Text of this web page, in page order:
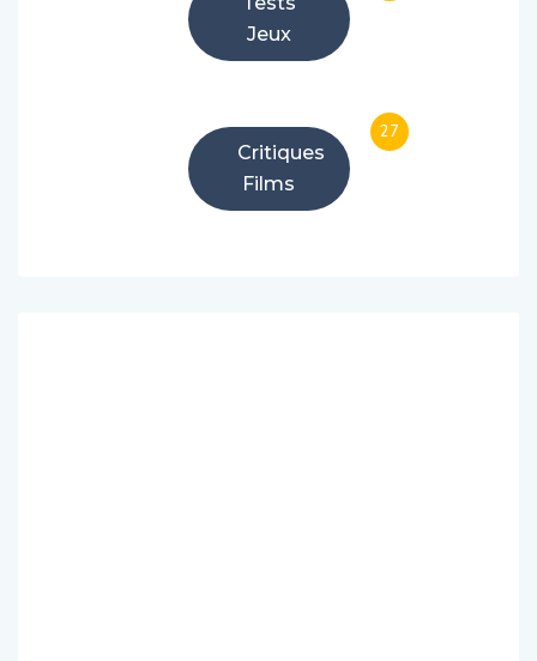
Jeux
Critiques
Films
27